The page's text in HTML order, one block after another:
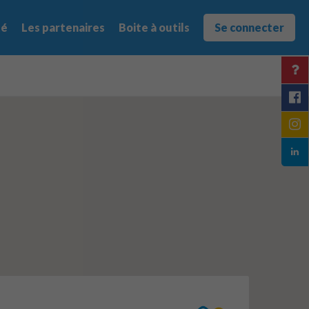
Les partenaires Boite à outils Se connecter